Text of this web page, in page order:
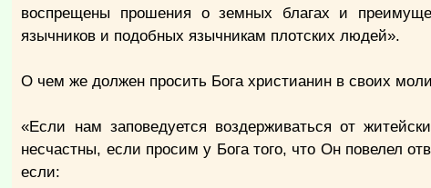
воспрещены прошения о земных благах и
язычников и подобных язычникам плотских людей».
О чем же должен просить Бога христианин в своих
«Если нам заповедуется воздерживаться от
несчастны, если просим у Бога того, что Он повелел
если: